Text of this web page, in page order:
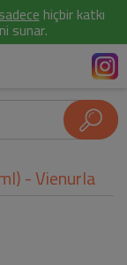
hiçbir katkı
sunar.
- Vienurla